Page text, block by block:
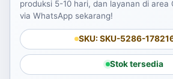
produksi 5-10 hari, dan layanan di area
via WhatsApp sekarang!
SKU: SKU-5286-
Stok tersedia